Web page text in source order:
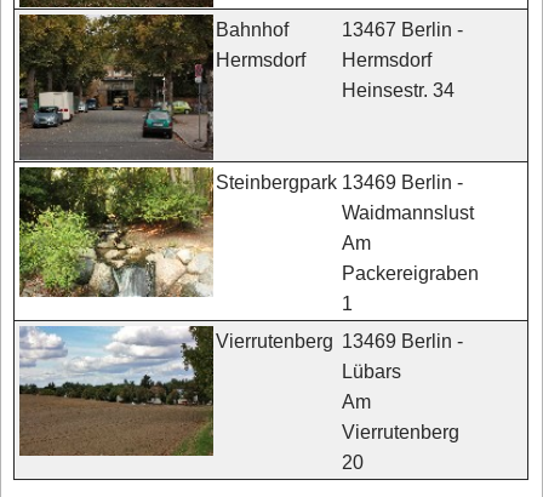
Bahnhof
Hermsdorf
13467 Berlin -
Hermsdorf
Heinsestr. 34
Steinbergpark 13469 Berlin -
Waidmannslust
Am
Packereigraben
1
Vierrutenberg 13469 Berlin -
Lübars
Am
Vierrutenberg
20